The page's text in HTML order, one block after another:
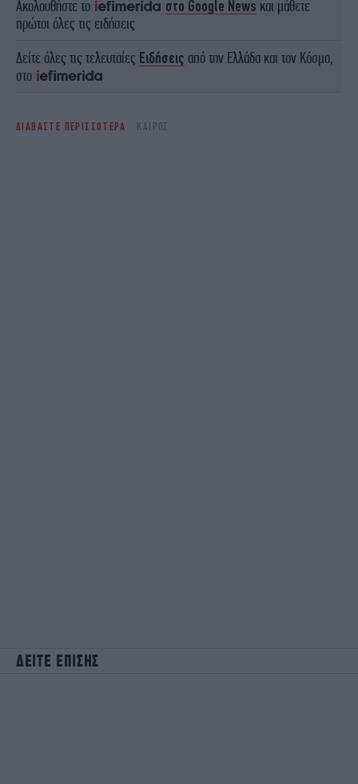
Ακολουθήστε το στο Google News και μάθετε
πρώτοι όλες τις ειδήσεις
Δείτε όλες τις τελευταίες Ειδήσεις από την Ελλάδα και τον Κόσμο,
στο
ΔΙΑΒΑΣΤΕ ΠΕΡΙΣΣΟΤΕΡΑ ΚΑΙΡΌΣ
ΔΕΙΤΕ ΕΠΙΣΗΣ